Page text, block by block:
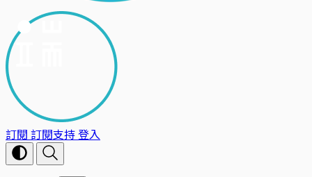
訂閱 訂閱支持登入